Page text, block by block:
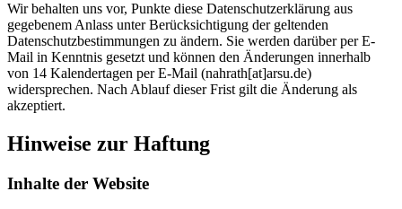
Wir behalten uns vor, Punkte diese Datenschutzerklärung aus
gegebenem Anlass unter Berücksichtigung der geltenden
Datenschutzbestimmungen zu ändern. Sie werden darüber per E-
Mail in Kenntnis gesetzt und können den Änderungen innerhalb
von 14 Kalendertagen per E-Mail (nahrath[at]arsu.de)
widersprechen. Nach Ablauf dieser Frist gilt die Änderung als
akzeptiert.
Hinweise zur Haftung
Inhalte der Website